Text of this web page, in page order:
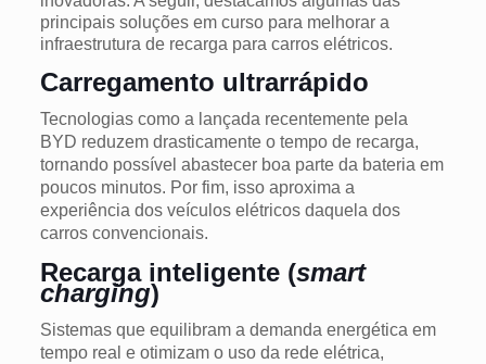
principais soluções em curso para melhorar a
infraestrutura de recarga para carros elétricos.
Carregamento ultrarrápido
Tecnologias como a lançada recentemente pela
BYD reduzem drasticamente o tempo de recarga,
tornando possível abastecer boa parte da bateria em
poucos minutos. Por fim, isso aproxima a
experiência dos veículos elétricos daquela dos
carros convencionais.
Recarga inteligente (smart
charging)
Sistemas que equilibram a demanda energética em
tempo real e otimizam o uso da rede elétrica,